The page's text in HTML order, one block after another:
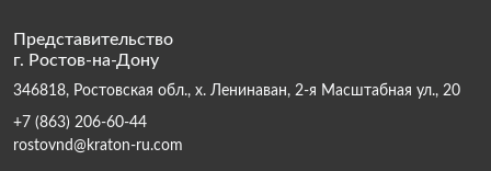
Представительство
г. Ростов-на-Дону
346818, Ростовская обл., х. Ленинаван, 2-я Масштабная ул., 20
+7 (863) 206-60-44
rostovnd@kraton-ru.com